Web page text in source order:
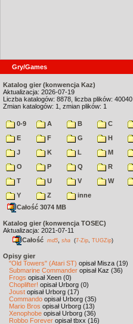
Gry/Games
Katalog gier (konwencja Kaz)
Aktualizacja: 2026-07-19
Liczba katalogów: 8878, liczba plików: 40040
Zmian katalogów: 1, zmian plików: 1
0-9 A B C
E
F G H
J
K L M
O
P Q R
T
U V W
Y
Z
inne
Całość 3074 MB
Katalog gier (konwencja TOSEC)
Aktualizacja: 2021-07-11
Całość md5 sha (7-Zip TUGZip)
Opisy gier
"Old Towers" (Atari ST) opisał Misza (19)
Submarine Commander opisał Kaz (36)
Frogs opisał Xeen (0)
Choplifter! opisał Urborg (0)
Joust opisał Urborg (17)
Commando opisał Urborg (35)
Mario Bros opisał Urborg (13)
Xenophobe opisał Urborg (36)
Robbo Forever opisał tbxx (16)